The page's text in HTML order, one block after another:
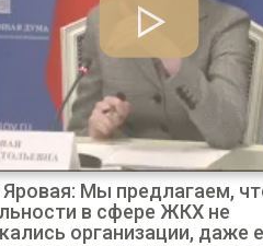
Яровая: Мы предлагаем,
в сфере ЖКХ не
организации, даже